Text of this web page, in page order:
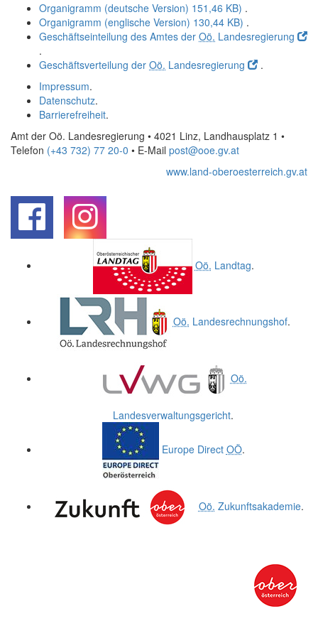
Organigramm (deutsche Version) 151,46 KB) .
Organigramm (englische Version) 130,44 KB) .
Geschäftseinteilung des Amtes der Oö. Landesregierung
.
Geschäftsverteilung der Oö. Landesregierung
.
Impressum.
Datenschutz.
Barrierefreiheit.
Amt der Oö. Landesregierung • 4021 Linz, Landhausplatz 1 •
Telefon (+43 732) 77 20-0 • E-Mail post@ooe.gv.at
www.land-oberoesterreich.gv.at
Oö. Landtag.
Oö. Landesrechnungshof.
Oö.
Landesverwaltungsgericht.
Europe Direct OÖ.
Oö. Zukunftsakademie.